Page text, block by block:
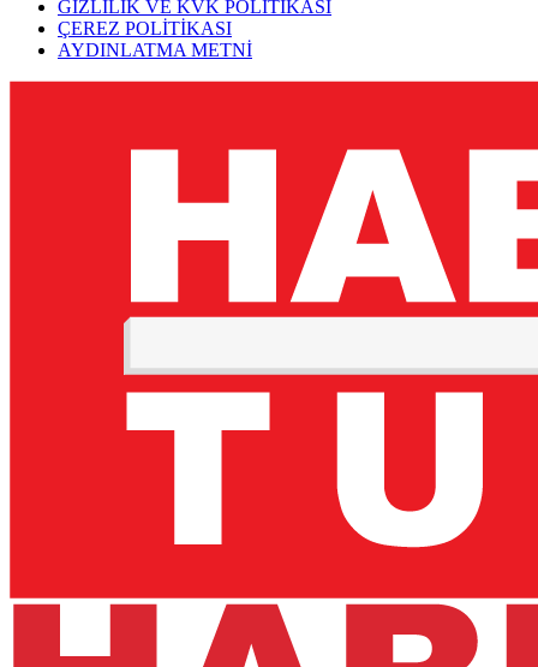
GİZLİLİK VE KVK POLİTİKASI
ÇEREZ POLİTİKASI
AYDINLATMA METNİ